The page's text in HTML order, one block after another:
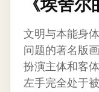
《埃舍尔
文明与本能身
问题的著名版
扮演主体和客
左手完全处于